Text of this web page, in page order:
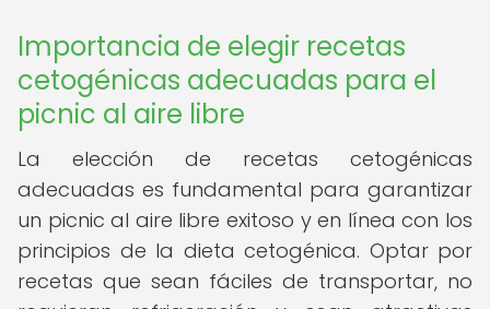
Importancia de elegir recetas
cetogénicas adecuadas para el
picnic al aire libre
La elección de recetas cetogénicas
adecuadas es fundamental para garantizar
un picnic al aire libre exitoso y en línea con los
principios de la dieta cetogénica. Optar por
recetas que sean fáciles de transportar, no